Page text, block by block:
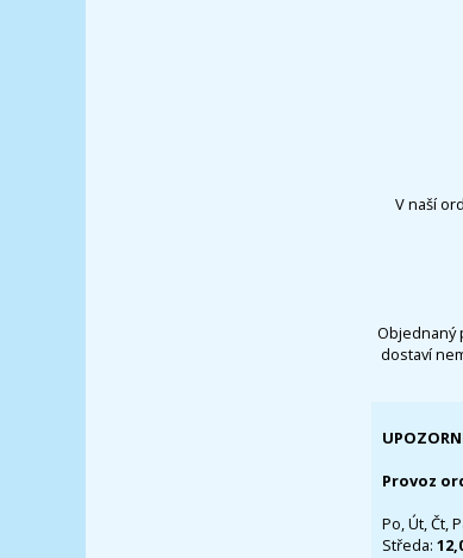
V naší
Objednaný
dostaví
Provoz
Po, Út, Čt,
Středa: